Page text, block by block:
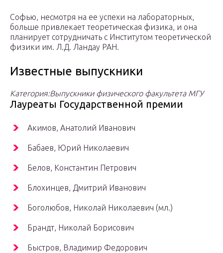
Софью, несмотря на ее успехи на лабораторных,
больше привлекает теоретическая физика, и она
планирует сотрудничать с Институтом теоретической
физики им. Л.Д. Ландау РАН.
Известные выпускники
Категория:Выпускники физического факультета МГУ
Лауреаты Государственной премии
Акимов, Анатолий Иванович
Бабаев, Юрий Николаевич
Белов, Константин Петрович
Блохинцев, Дмитрий Иванович
Боголюбов, Николай Николаевич (мл.)
Брандт, Николай Борисович
Быстров, Владимир Федорович